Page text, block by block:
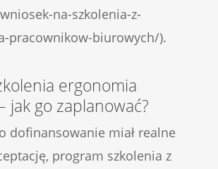
na-szkolenia-z-
pracownikow-biurowych/).
ergonomia
jak go zaplanować?
dofinansowanie miał realne
program szkolenia z